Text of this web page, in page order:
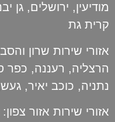
מודיעין, ירושלים, גן
קרית גת
אזורי שירות שרון
הרצליה, רעננה, כפר
נתניה, כוכב יאיר, געש
אזורי שירות אזור צפון: